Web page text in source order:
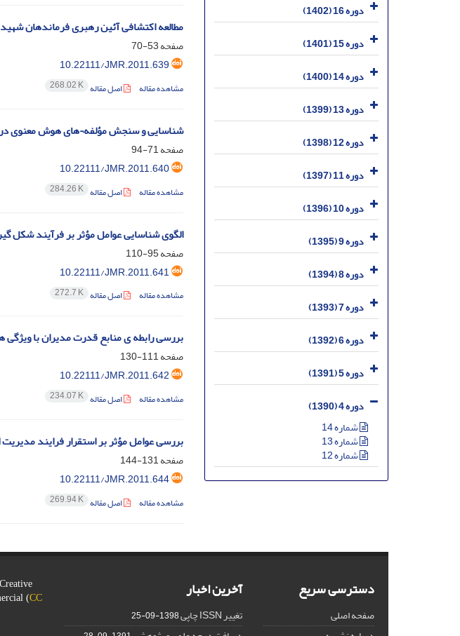
مطالعه اکتشافی آئین رهبری فرماندهان شهید
صفحه53-70
10.22111/JMR.2011.639
مشاهده مقاله اصل مقاله 268.02 K
شناسایی و سنجش مؤلفه¬های هوش معنوی در
صفحه71-94
10.22111/JMR.2011.640
مشاهده مقاله اصل مقاله 284.26 K
الگوی شناسایی عوامل مؤثر بر فرآیند شکل
صفحه95-110
10.22111/JMR.2011.641
مشاهده مقاله اصل مقاله 272.7 K
بررسی رابطه ی منابع قدرت مدیران با
صفحه111-130
10.22111/JMR.2011.642
مشاهده مقاله اصل مقاله 234.07 K
بررسی عوامل مؤثر بر استقرار فرایند
صفحه131-144
10.22111/JMR.2011.644
مشاهده مقاله اصل مقاله 269.94 K
دوره 16 (1402)
دوره 15 (1401)
دوره 14 (1400)
دوره 13 (1399)
دوره 12 (1398)
دوره 11 (1397)
دوره 10 (1396)
دوره 9 (1395)
دوره 8 (1394)
دوره 7 (1393)
دوره 6 (1392)
دوره 5 (1391)
دوره 4 (1390)
شماره 14
شماره 13
شماره 12
دسترسی سریع
صفحه اصلی
آخرین اخبار
تغییر ISSN چاپی 1398-09-25
(CC